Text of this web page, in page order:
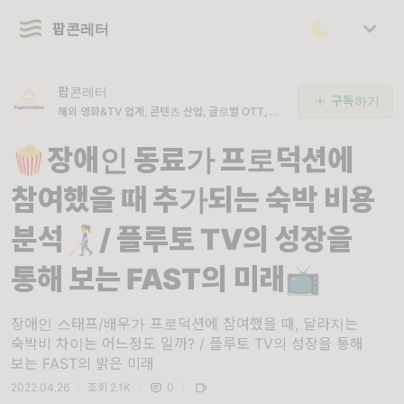
팝콘레터
팝콘레터
해외 영화&TV 업계, 콘텐츠 산업, 글로벌 OTT, 영
구독하기
🍿장애인 동료가 프로덕션에
참여했을 때 추가되는 숙박 비용
분석👩‍🦯/ 플루토 TV의 성장을
통해 보는 FAST의 미래📺
장애인 스태프/배우가 프로덕션에 참여했을 때, 달라지는
숙박비 차이는 어느정도 일까? / 플루토 TV의 성장을 통해
보는 FAST의 밝은 미래
2022.04.26 조회 2.1K 0